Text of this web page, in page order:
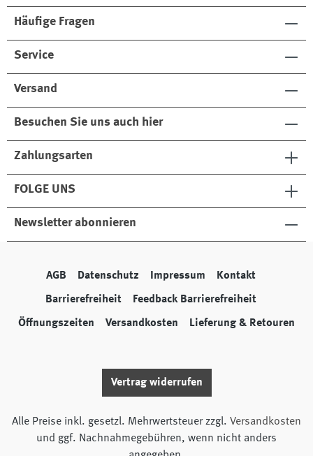
Häufige Fragen
Service
Versand
Besuchen Sie uns auch hier
Zahlungsarten
FOLGE UNS
Newsletter abonnieren
AGB Datenschutz Impressum Kontakt
Barrierefreiheit Feedback Barrierefreiheit
Öffnungszeiten Versandkosten Lieferung & Retouren
Vertrag widerrufen
Alle Preise inkl. gesetzl. Mehrwertsteuer zzgl. Versandkosten
und ggf. Nachnahmegebühren, wenn nicht anders